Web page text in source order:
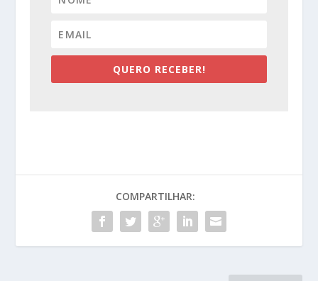
QUERO RECEBER!
COMPARTILHAR: